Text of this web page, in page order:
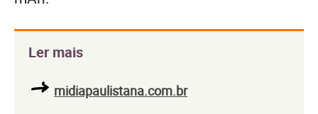
Ler mais
midiapaulistana.com.br